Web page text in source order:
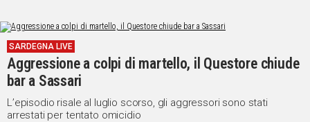
ALTRE
NOTIZIE
POLITICA
IN
ITALIA
NEL
SARDEGNA LIVE
Aggressione a colpi di martello, il Questore chiude
bar a Sassari
L’episodio risale al luglio scorso, gli aggressori sono stati
arrestati per tentato omicidio